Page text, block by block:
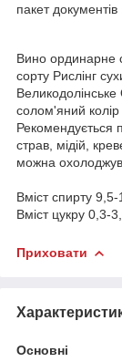
пакет документів .
Вино ординарне
сорту Рислінг
солом'яний
Рекомендується
страв, мідій,
можна
Вміст спирту 9,5-
Вміст цукру 0,3-
Приховати
Основні